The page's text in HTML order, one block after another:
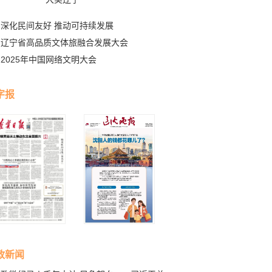
深化民间友好 推动可持续发展
辽宁省高品质文体旅融合发展大会
2025年中国网络文明大会
报
新闻